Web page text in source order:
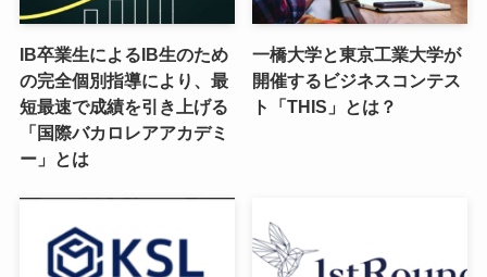
IB卒業生によるIB生のため
の完全個別指導により、最
短最速で成績を引き上げる
「国際バカロレアアカデミ
ー」とは
一橋大学と東京工業大学が
開催するビジネスコンテス
ト「THIS」とは？